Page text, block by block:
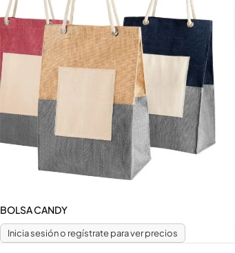
BOLSA CANDY
Inicia sesión o regístrate para ver precios